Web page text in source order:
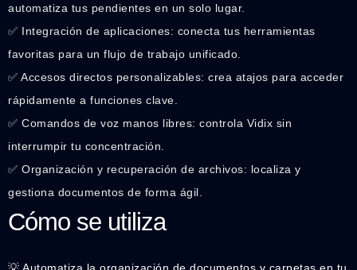
automatiza tus pendientes en un solo lugar.
✅ Integración de aplicaciones: conecta tus herramientas
favoritas para un flujo de trabajo unificado.
✅ Accesos directos personalizables: crea atajos para acceder
rápidamente a funciones clave.
✅ Comandos de voz manos libres: controla Vidix sin
interrumpir tu concentración.
✅ Organización y recuperación de archivos: localiza y
gestiona documentos de forma ágil.
Cómo se utiliza
💡 Automatiza la organización de documentos y carpetas en tu